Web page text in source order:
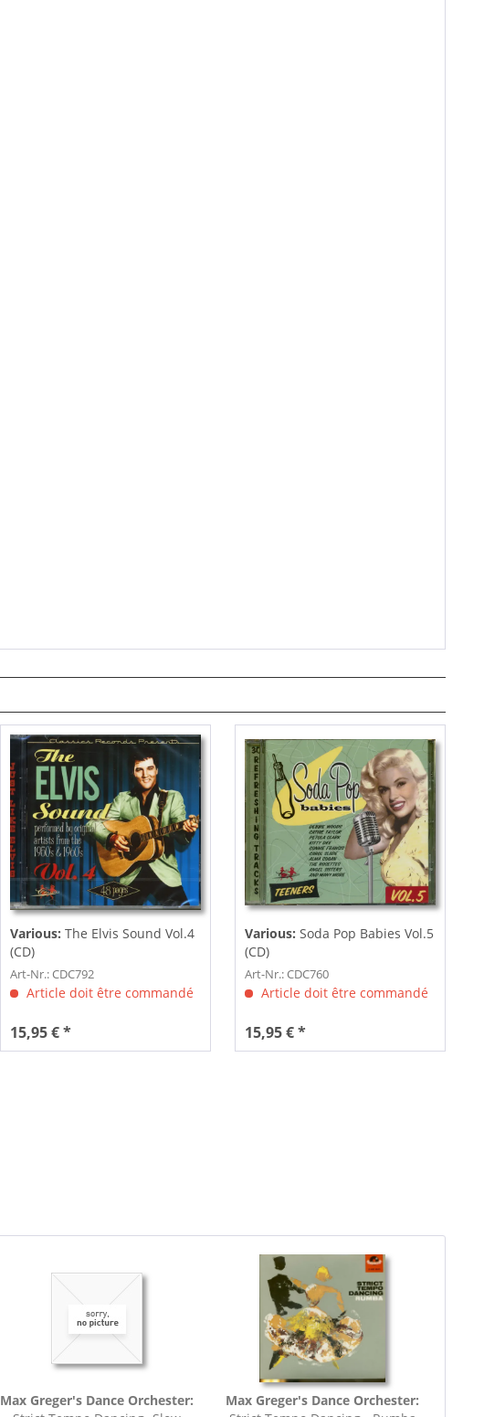
Various: The Elvis Sound Vol.4
(CD)
Art-Nr.: CDC792
Article doit être commandé
15,95 € *
Various: Soda Pop Babies Vol.5
(CD)
Art-Nr.: CDC760
Article doit être commandé
15,95 € *
Max Greger's Dance Orchester:
Max Greger's Dance Orchester: